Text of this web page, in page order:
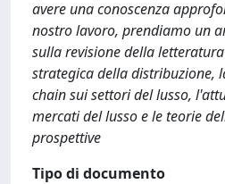
avere una conoscenza
nostro lavoro, prendiamo un
sulla revisione della
strategica della distribuzione,
chain sui settori del lusso,
mercati del lusso e le teorie
prospettive
Tipo di documento